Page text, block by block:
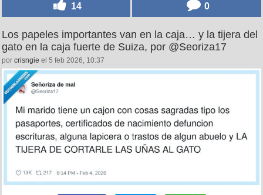
14 0
Los papeles importantes van en la caja… y la tijera del
gato en la caja fuerte de Suiza, por @Seoriza17
por crisngie el 5 feb 2026, 10:37